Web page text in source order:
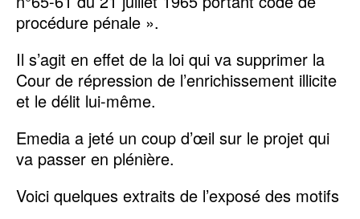
procédure pénale ».
Il s’agit en effet de la loi qui va supprimer la
Cour de répression de l’enrichissement illicite
et le délit lui-même.
Emedia a jeté un coup d’œil sur le projet qui
va passer en plénière.
Voici quelques extraits de l’exposé des motifs